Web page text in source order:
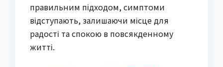
правильним підходом, симптоми
відступають, залишаючи місце для
радості та спокою в повсякденному
житті.